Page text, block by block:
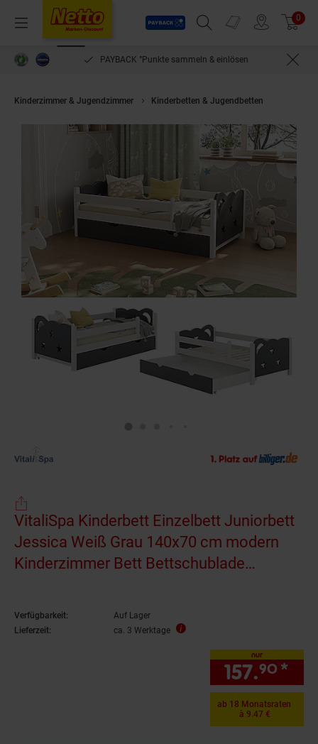
Menü
Payback
Suchfeld einblenden
Prospekte 0
PAYBACK °Punkte sammeln & einlösen
Kinderzimmer & Jugendzimmer Kinderbetten & Jugendbetten
VitaliSpa Kinderbett Einzelbett Juniorbett
Jessica Weiß Grau 140x70 cm modern
Kinderzimmer Bett Bettschublade
Verfügbarkeit:
Auf Lager
Lieferzeit:
ca. 3 Werktage
nur
157.90 *
ab 18 Monatsraten
à 9.47 €